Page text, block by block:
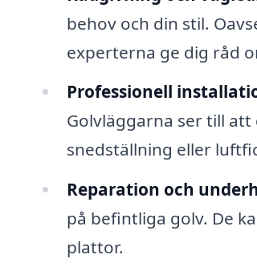
behov och din stil.
experterna ge dig råd
Professionell
Golvläggarna ser till
snedställning eller
Reparation och
på befintliga golv. De
plattor.